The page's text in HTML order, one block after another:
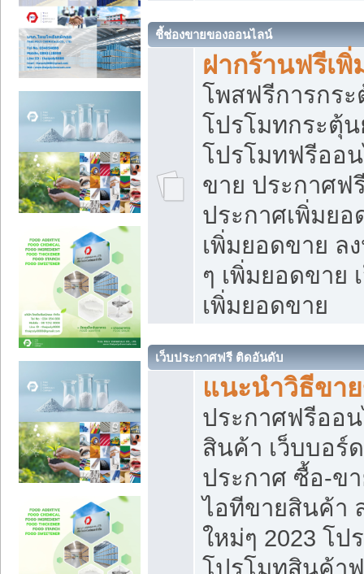
ชี้ช่องขายของออนไลน์
ฝากร้านฟรีเ
โพสฟรีการกร
โปรโมทกระตุ้
โปรโมทฟรีออ
ขาย ประกาศฟ
ประกาศเพิ่มย
เพิ่มยอดขาย ล
ๆ เพิ่มยอดขาย
เพิ่มยอดขาย
เว็บประกาศฟรี ติดอันดับ
แนะนำวิธีขา
ประกาศฟรีออ
สินค้า เว็บบอร์
ประกาศ ซื้อ-ข
ไอทีขายสินค้า
ใหม่ๆ 2023 โป
โปรโมทสินค้า